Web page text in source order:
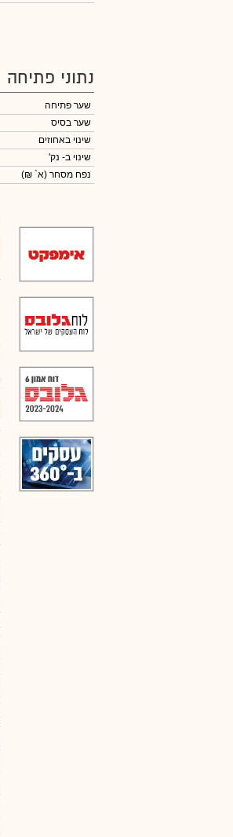
נתוני פתיחה
שער פתיחה
שער בסיס
שינוי באחוזים
שינוי ב- נק'
נפח מסחר (א` ₪)